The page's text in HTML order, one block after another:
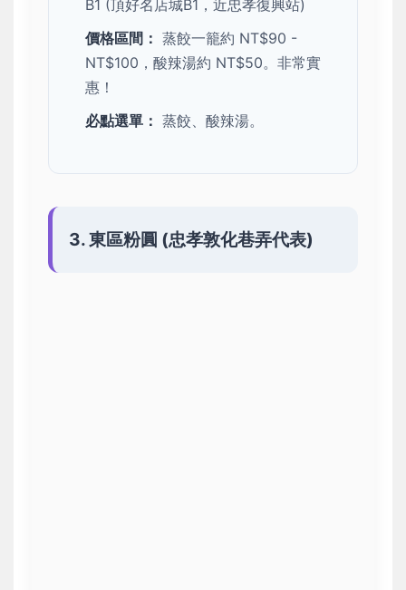
B1 (頂好名店城B1，近忠孝復興站)
價格區間： 蒸餃一籠約 NT$90 -
NT$100，酸辣湯約 NT$50。非常實
惠！
必點選單： 蒸餃、酸辣湯。
3. 東區粉圓 (忠孝敦化巷弄代表)